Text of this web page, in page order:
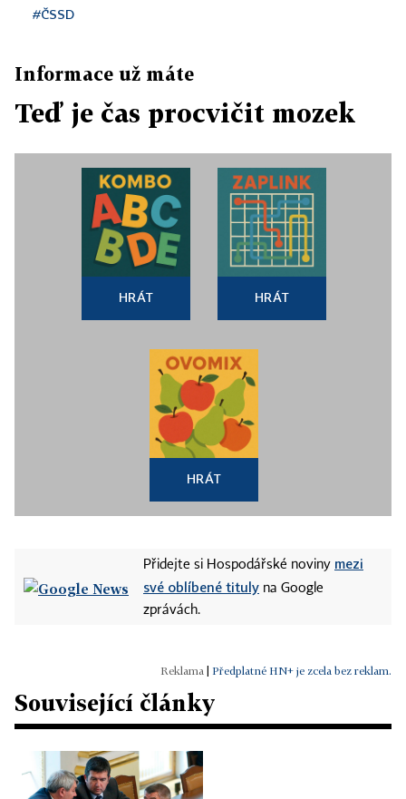
#ČSSD
Informace už máte
Teď je čas procvičit mozek
HRÁT HRÁT
HRÁT
Přidejte si Hospodářské noviny mezi
své oblíbené tituly na Google
zprávách.
Předplatné HN+ je zcela bez reklam.
Související články